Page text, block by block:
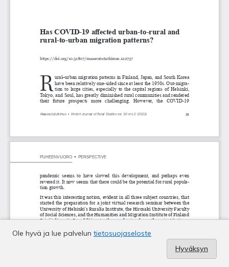
Ole hyvä ja lue palvelun tietosuojaseloste
Hyväksyn